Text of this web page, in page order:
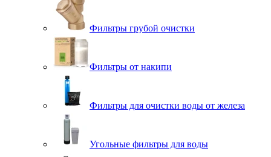
Фильтры грубой очистки
Фильтры от накипи
Фильтры для очистки воды от железа
Угольные фильтры для воды